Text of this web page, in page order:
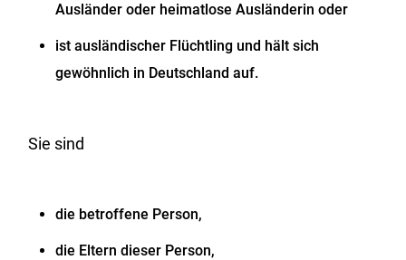
Ausländer oder heimatlose Ausländerin oder
ist ausländischer Flüchtling und hält sich
gewöhnlich in Deutschland auf.
Sie sind
die betroffene Person,
die Eltern dieser Person,